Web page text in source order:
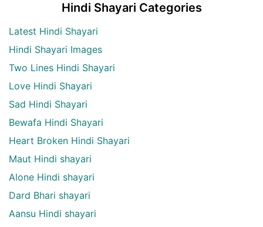
Hindi Shayari Categories
Latest Hindi Shayari
Hindi Shayari Images
Two Lines Hindi Shayari
Love Hindi Shayari
Sad Hindi Shayari
Bewafa Hindi Shayari
Heart Broken Hindi Shayari
Maut Hindi shayari
Alone Hindi shayari
Dard Bhari shayari
Aansu Hindi shayari